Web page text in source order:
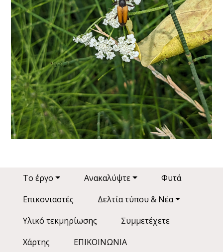
Main navigation
Το έργο Ανακαλύψτε
Φυτά
Επικονιαστές
Δελτία τύπου & Νέα
Υλικό τεκμηρίωσης
Συμμετέχετε
Χάρτης
ΕΠΙΚΟΙΝΩΝΙΑ